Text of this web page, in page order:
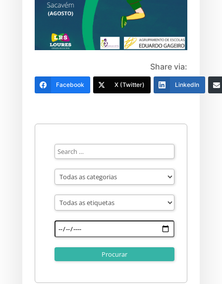
Share via:
Facebook X (Twitter) LinkedIn